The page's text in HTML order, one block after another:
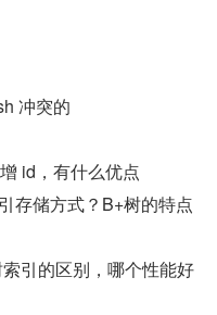
冲突的
id，有什么优点
存储方式？B+树的特点
引的区别，哪个性能好